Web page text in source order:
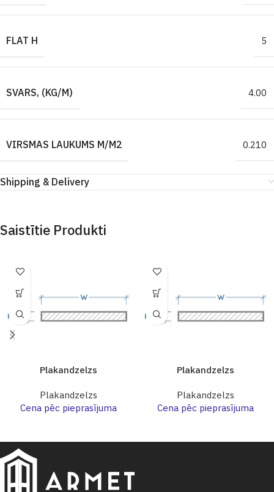
FLAT H 5
SVARS, (KG/M) 4.00
VIRSMAS LAUKUMS M/M2 0.210
Shipping & Delivery
Saistītie Produkti
Plakandzelzs
Plakandzelzs
Cena pēc pieprasījuma
Plakandzelzs
Plakandzelzs
Cena pēc pieprasījuma